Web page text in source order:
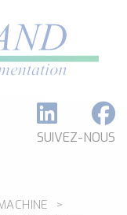
SUIVEZ-NOUS